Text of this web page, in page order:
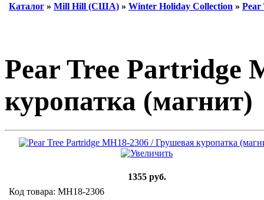
Каталог » Mill Hill (США) » Winter Holiday Collection » Pear
Pear Tree Partridge
куропатка (магнит)
1355 руб.
Код товара: MH18-2306